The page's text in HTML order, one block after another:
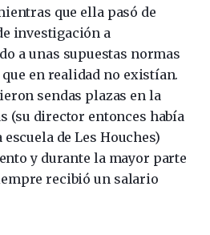
que ella pasó de
investigación a
a unas supuestas normas
en realidad no existían.
sendas plazas en la
(su director entonces había
de Les Houches)
y durante la mayor parte
recibió un salario